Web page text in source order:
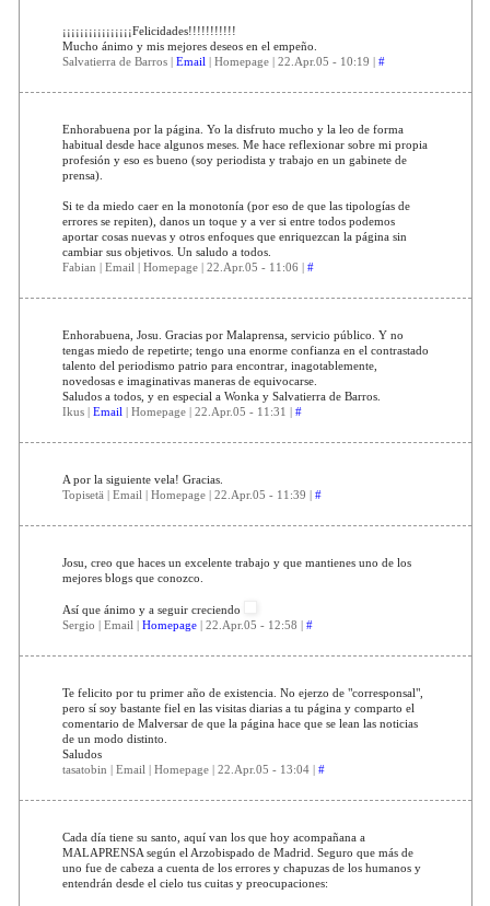
¡¡¡¡¡¡¡¡¡¡¡¡¡¡¡¡Felicidades!!!!!!!!!!!
Mucho ánimo y mis mejores deseos en el empeño.
Salvatierra de Barros | Email | Homepage | 22.Apr.05 - 10:19 | #
Enhorabuena por la página. Yo la disfruto mucho y la leo de forma
habitual desde hace algunos meses. Me hace reflexionar sobre mi propia
profesión y eso es bueno (soy periodista y trabajo en un gabinete de
prensa).
Si te da miedo caer en la monotonía (por eso de que las tipologías de
errores se repiten), danos un toque y a ver si entre todos podemos
aportar cosas nuevas y otros enfoques que enriquezcan la página sin
cambiar sus objetivos. Un saludo a todos.
Fabian | Email | Homepage | 22.Apr.05 - 11:06 | #
Enhorabuena, Josu. Gracias por Malaprensa, servicio público. Y no
tengas miedo de repetirte; tengo una enorme confianza en el contrastado
talento del periodismo patrio para encontrar, inagotablemente,
novedosas e imaginativas maneras de equivocarse.
Saludos a todos, y en especial a Wonka y Salvatierra de Barros.
Ikus | Email | Homepage | 22.Apr.05 - 11:31 | #
A por la siguiente vela! Gracias.
Topisetä | Email | Homepage | 22.Apr.05 - 11:39 | #
Josu, creo que haces un excelente trabajo y que mantienes uno de los
mejores blogs que conozco.
Así que ánimo y a seguir creciendo
Sergio | Email | Homepage| 22.Apr.05 - 12:58 | #
Te felicito por tu primer año de existencia. No ejerzo de "corresponsal",
pero sí soy bastante fiel en las visitas diarias a tu página y comparto el
comentario de Malversar de que la página hace que se lean las noticias
de un modo distinto.
Saludos
tasatobin | Email | Homepage | 22.Apr.05 - 13:04 | #
Cada día tiene su santo, aquí van los que hoy acompañana a
MALAPRENSA según el Arzobispado de Madrid. Seguro que más de
uno fue de cabeza a cuenta de los errores y chapuzas de los humanos y
entendrán desde el cielo tus cuitas y preocupaciones: